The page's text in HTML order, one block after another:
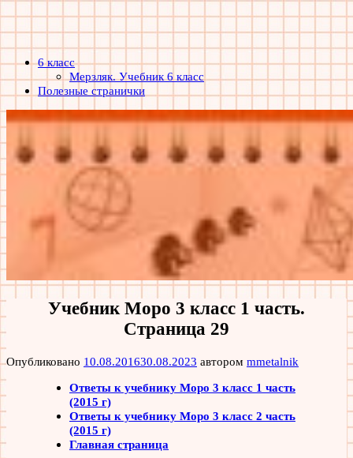
6 класс
Мерзляк. Учебник 6 класс
Полезные странички
Учебник Моро 3 класс 1 часть.
Страница 29
Опубликовано 10.08.201630.08.2023 автором mmetalnik
Ответы к учебнику Моро 3 класс 1 часть
(2015 г)
Ответы к учебнику Моро 3 класс 2 часть
(2015 г)
Главная страница